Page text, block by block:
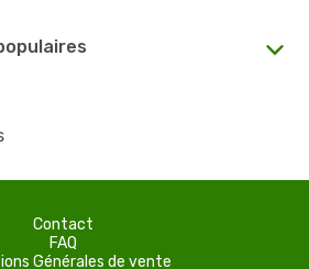
Contact
FAQ
Générales de vente